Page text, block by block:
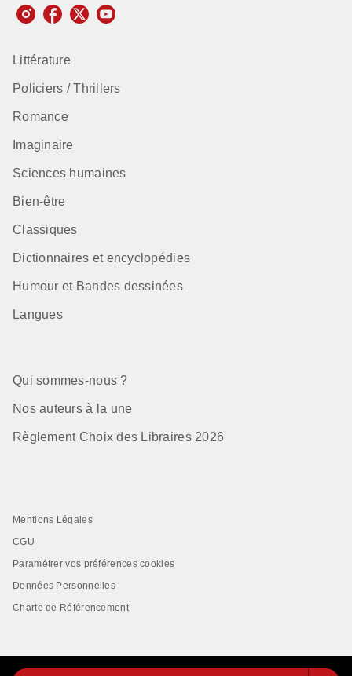
Littérature
Policiers / Thrillers
Romance
Imaginaire
Sciences humaines
Bien-être
Classiques
Dictionnaires et encyclopédies
Humour et Bandes dessinées
Langues
Qui sommes-nous ?
Nos auteurs à la une
Règlement Choix des Libraires 2026
Mentions Légales
CGU
Paramétrer vos préférences cookies
Données Personnelles
Charte de Référencement